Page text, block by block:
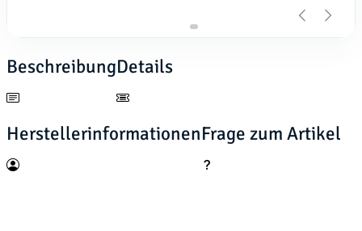
BeschreibungDetails
HerstellerinformationenFrage zum Artikel